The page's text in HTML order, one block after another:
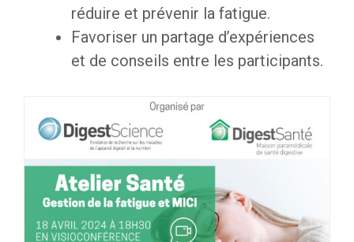
réduire et prévenir la fatigue.
Favoriser un partage d’expériences
et de conseils entre les participants.